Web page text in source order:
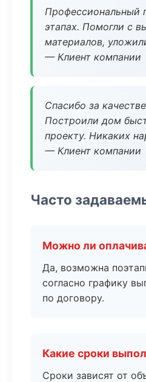
Профессиональный
этапах. Помогли с
материалов,
— Клиент компании
Спасибо за
Построили дом
проекту. Никаких
— Клиент компании
Часто
Можно ли
Да, возможна
согласно графику
по договору.
Какие сроки
Сроки зависят от